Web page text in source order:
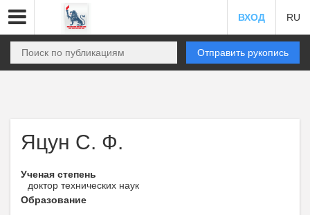
ВХОД RU
Отправить рукопись
Яцун С. Ф.
Ученая степень
доктор технических наук
Образование